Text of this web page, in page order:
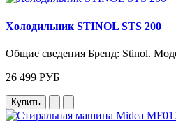
Холодильник STINOL STS 200
Общие сведения Бренд: Stinol.
26 499 РУБ
Купить